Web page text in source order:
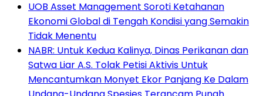
UOB Asset Management Soroti Ketahanan
Ekonomi Global di Tengah Kondisi yang Semakin
Tidak Menentu
NABR: Untuk Kedua Kalinya, Dinas Perikanan dan
Satwa Liar A.S. Tolak Petisi Aktivis Untuk
Mencantumkan Monyet Ekor Panjang Ke Dalam